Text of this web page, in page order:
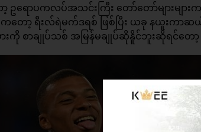
ရောပကလပ်အသင်းကြီး တော်တော်များများ
တော့ ရီးလ်ရဲမက်ဒရစ် ဖြစ်ပြီး ယခု နယူးကာဆ
ားကို စာချုပ်သစ် အမြန်မချုပ်ဆိုနိူင်ဘူးဆိုရင်